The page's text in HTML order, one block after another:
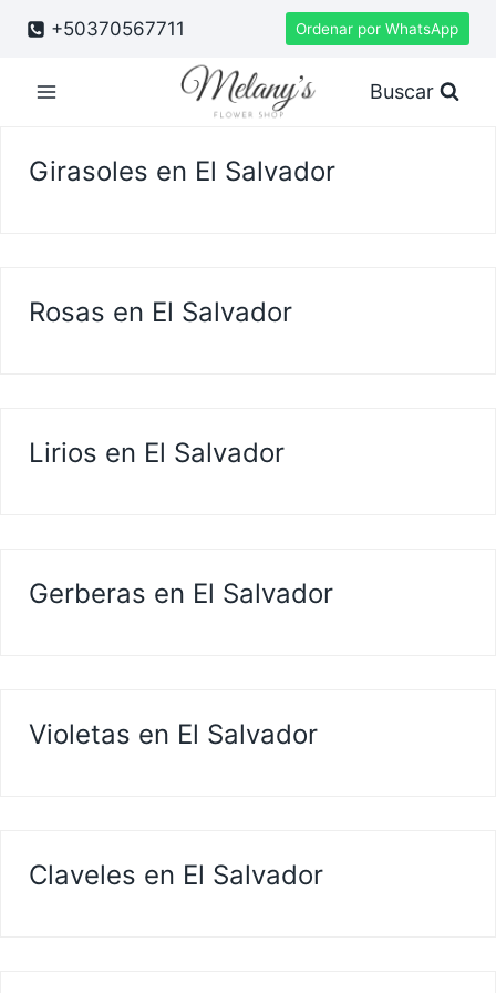
+50370567711 Ordenar por WhatsApp
Buscar
Girasoles en El Salvador
Rosas en El Salvador
Lirios en El Salvador
Gerberas en El Salvador
Violetas en El Salvador
Claveles en El Salvador